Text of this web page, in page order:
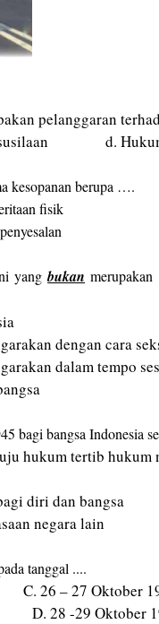
pelanggaran
d.
kesopanan berupa ….
fisik
yangbukan
dengan cara
dalam tempo
bagi bangsa Indonesia
hukum tertib hukum
diri dan bangsa
negara lain
tanggal ....
26 – 27 Oktober
28 -29 Oktober